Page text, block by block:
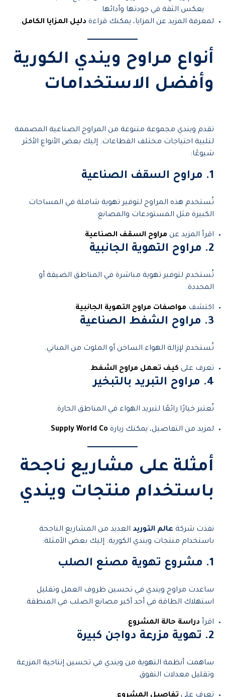
يعكس الثقة في جودتها وأدائها.
لمعرفة المزيد عن المزايا، يمكنك قراءة دليل المزايا الكامل.
أنواع مراوح ويندي الكورية
وأفضل الاستخدامات
تقدم ويندي مجموعة متنوعة من المراوح الصناعية المصممة
لتلبية احتياجات مختلف القطاعات. إليك بعض الأنواع الأكثر
شيوعًا:
1. مراوح السقف الصناعية
تُستخدم هذه المراوح لتوفير تهوية شاملة في المساحات
الكبيرة مثل المستودعات والمصانع.
اقرأ المزيد عن مراوح السقف الصناعية.
2. مراوح التهوية الجانبية
تُستخدم لتوفير تهوية مباشرة في المناطق الضيقة أو
المحددة.
اكتشف مواصفات مراوح التهوية الجانبية.
3. مراوح الشفط الصناعية
تُستخدم لإزالة الهواء الساخن أو الملوث من المباني.
تعرف على كيف تعمل مراوح الشفط.
4. مراوح التبريد بالتبخير
تُعتبر خيارًا رائعًا لتبريد الهواء في المناطق الحارة.
لمزيد من التفاصيل، يمكنك زيارة Supply World Co
.
أمثلة على مشاريع ناجحة
باستخدام منتجات ويندي
نفذت شركة عالم التوريد العديد من المشاريع الناجحة
باستخدام منتجات ويندي الكورية. إليك بعض الأمثلة:
1. مشروع تهوية مصنع الصلب
ساعدت مراوح ويندي في تحسين ظروف العمل وتقليل
استهلاك الطاقة في أحد أكبر مصانع الصلب في المنطقة.
اقرأ دراسة حالة المشروع.
2. تهوية مزرعة دواجن كبيرة
ساهمت أنظمة التهوية من ويندي في تحسين إنتاجية المزرعة
وتقليل معدلات النفوق.